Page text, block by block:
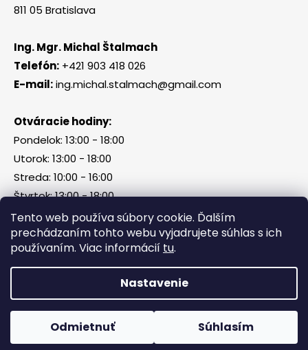
Tento web používa súbory cookie. Ďalším
prechádzaním tohto webu vyjadrujete súhlas s ich
používaním. Viac informácií tu.
Nastavenie
Odmietnuť Súhlasím
811 05 Bratislava
Ing. Mgr. Michal Štalmach
Telefón: +421 903 418 026
E-mail:ing.michal.stalmach@gmail.com
Otváracie hodiny:
Pondelok: 13:00 - 18:00
Utorok: 13:00 - 18:00
Streda: 10:00 - 16:00
Štvrtok: 13:00 - 18:00
Piatok, sobota, nedeľa: zatvorené
Vytvoril Shoptet
Všetky práva vyhradené.
Messenger